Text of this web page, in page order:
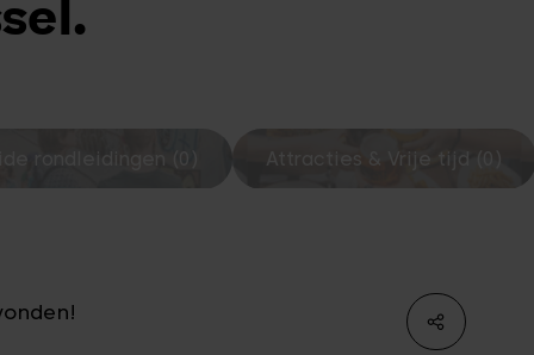
rondleidingen (0) Attracties & Vrije tijd (0)